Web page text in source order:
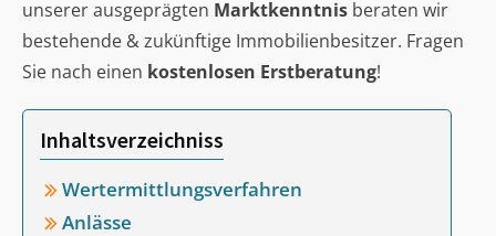
unserer ausgeprägten Marktkenntnis beraten wir
bestehende & zukünftige Immobilienbesitzer. Fragen
Sie nach einen kostenlosen Erstberatung!
Inhaltsverzeichniss
Wertermittlungsverfahren
Anlässe